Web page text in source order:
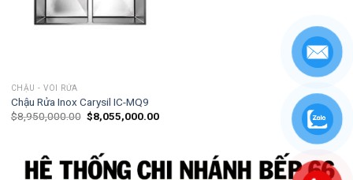
CHẬU - VÒI RỬA
Chậu Rửa Inox Carysil IC-MQ9
$8,950,000.00 $8,055,000.00